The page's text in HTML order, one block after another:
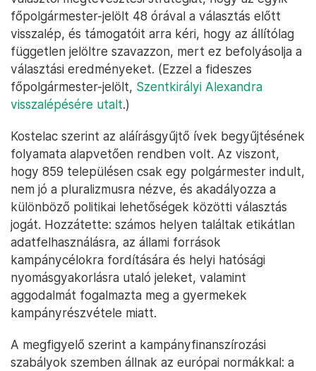
főpolgármester-jelölt 48 órával a választás előtt
visszalép, és támogatóit arra kéri, hogy az állítólag
független jelöltre szavazzon, mert ez befolyásolja a
választási eredményeket. (Ezzel a fideszes
főpolgármester-jelölt, Szentkirályi Alexandra
visszalépésére utalt.)
Kostelac szerint az aláírásgyűjtő ívek begyűjtésének
folyamata alapvetően rendben volt. Az viszont,
hogy 859 településen csak egy polgármester indult,
nem jó a pluralizmusra nézve, és akadályozza a
különböző politikai lehetőségek közötti választás
jogát. Hozzátette: számos helyen találtak etikátlan
adatfelhasználásra, az állami források
kampánycélokra fordítására és helyi hatósági
nyomásgyakorlásra utaló jeleket, valamint
aggodalmát fogalmazta meg a gyermekek
kampányrészvétele miatt.
A megfigyelő szerint a kampányfinanszírozási
szabályok szemben állnak az európai normákkal: a